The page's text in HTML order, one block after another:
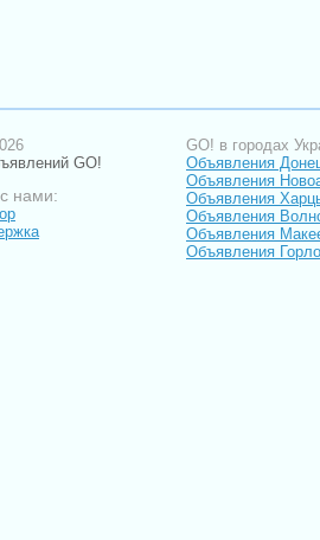
GO!
нами:
GO! в городах
Объявления
Объявления
Объявления
Объявления
Объявления
Объявления